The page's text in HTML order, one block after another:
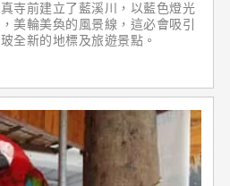
寺前建立了藍溪川，以藍色燈光
美輪美奐的風景線，這必會吸引
全新的地標及旅遊景點。